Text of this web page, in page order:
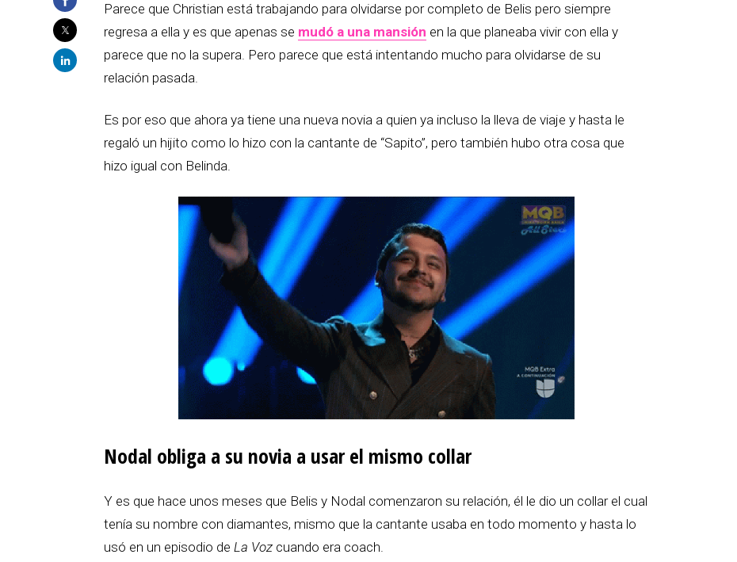
Parece que Christian está trabajando para olvidarse por completo de Belis pero siempre
regresa a ella y es que apenas se mudó a una mansión en la que planeaba vivir con ella y
parece que no la supera. Pero parece que está intentando mucho para olvidarse de su
relación pasada.
Es por eso que ahora ya tiene una nueva novia a quien ya incluso la lleva de viaje y hasta le
regaló un hijito como lo hizo con la cantante de “Sapito”, pero también hubo otra cosa que
hizo igual con Belinda.
Nodal obliga a su novia a usar el mismo collar
Y es que hace unos meses que Belis y Nodal comenzaron su relación, él le dio un collar el cual
tenía su nombre con diamantes, mismo que la cantante usaba en todo momento y hasta lo
usó en un episodio de La Voz cuando era coach.